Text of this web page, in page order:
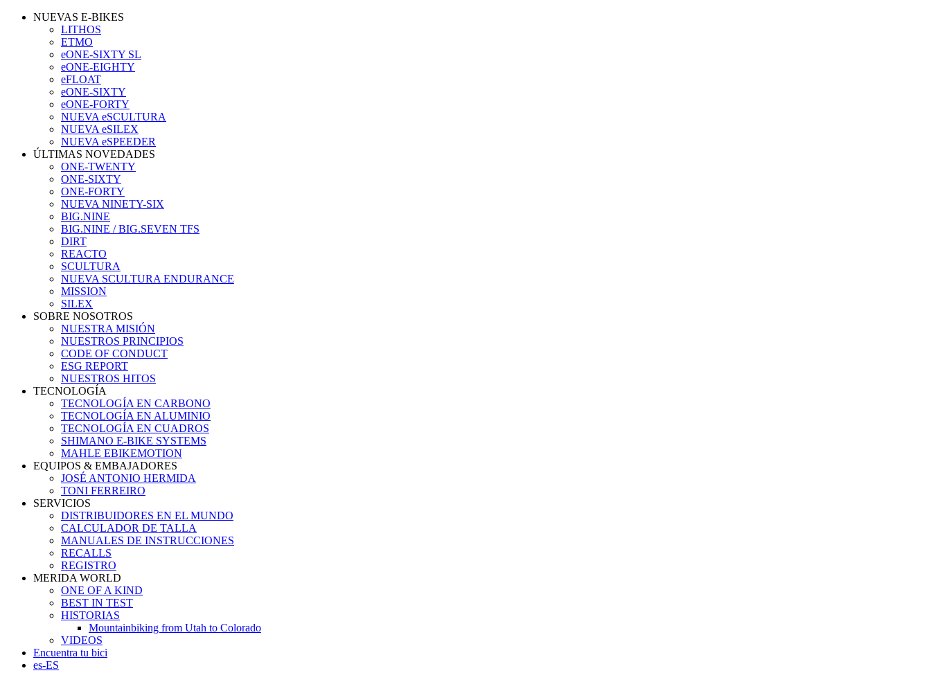
NUEVAS E-BIKES
LITHOS
ETMO
eONE-SIXTY SL
eONE-EIGHTY
eFLOAT
eONE-SIXTY
eONE-FORTY
NUEVA eSCULTURA
NUEVA eSILEX
NUEVA eSPEEDER
ÚLTIMAS NOVEDADES
ONE-TWENTY
ONE-SIXTY
ONE-FORTY
NUEVA NINETY-SIX
BIG.NINE
BIG.NINE / BIG.SEVEN TFS
DIRT
REACTO
SCULTURA
NUEVA SCULTURA ENDURANCE
MISSION
SILEX
SOBRE NOSOTROS
NUESTRA MISIÓN
NUESTROS PRINCIPIOS
CODE OF CONDUCT
ESG REPORT
NUESTROS HITOS
TECNOLOGÍA
TECNOLOGÍA EN CARBONO
TECNOLOGÍA EN ALUMINIO
TECNOLOGÍA EN CUADROS
SHIMANO E-BIKE SYSTEMS
MAHLE EBIKEMOTION
EQUIPOS & EMBAJADORES
JOSÉ ANTONIO HERMIDA
TONI FERREIRO
SERVICIOS
DISTRIBUIDORES EN EL MUNDO
CALCULADOR DE TALLA
MANUALES DE INSTRUCCIONES
RECALLS
REGISTRO
MERIDA WORLD
ONE OF A KIND
BEST IN TEST
HISTORIAS
Mountainbiking from Utah to Colorado
VIDEOS
Encuentra tu bici
es-ES